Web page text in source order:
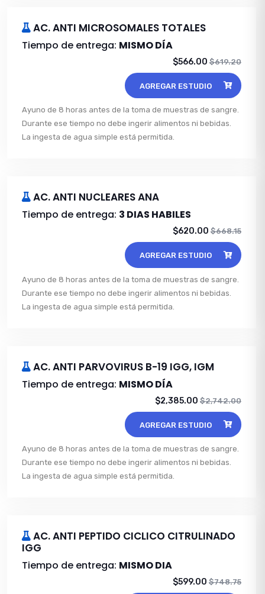
AC. ANTI MICROSOMALES TOTALES
Tiempo de entrega: MISMO DÍA
$566.00 $619.20
AGREGAR ESTUDIO
Ayuno de 8 horas antes de la toma de muestras de sangre.
Durante ese tiempo no debe ingerir alimentos ni bebidas.
La ingesta de agua simple está permitida.
AC. ANTI NUCLEARES ANA
Tiempo de entrega: 3 DIAS HABILES
$620.00 $668.15
AGREGAR ESTUDIO
Ayuno de 8 horas antes de la toma de muestras de sangre.
Durante ese tiempo no debe ingerir alimentos ni bebidas.
La ingesta de agua simple está permitida.
AC. ANTI PARVOVIRUS B-19 IGG, IGM
Tiempo de entrega: MISMO DÍA
$2,385.00 $2,742.00
AGREGAR ESTUDIO
Ayuno de 8 horas antes de la toma de muestras de sangre.
Durante ese tiempo no debe ingerir alimentos ni bebidas.
La ingesta de agua simple está permitida.
AC. ANTI PEPTIDO CICLICO CITRULINADO
IGG
Tiempo de entrega: MISMO DIA
$599.00 $748.75